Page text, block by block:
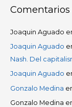
Joaquin Aguado
Joaquin Aguado
Nash. Del
Joaquin Aguado
Gonzalo Medina
Gonzalo Medina